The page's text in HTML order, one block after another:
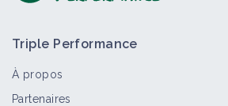
Triple Performance
À propos
Partenaires